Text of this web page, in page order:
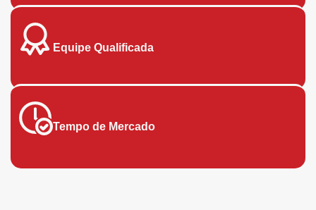
Equipe Qualificada
Tempo de Mercado